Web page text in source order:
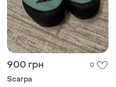
900 грн 0
Scarpa